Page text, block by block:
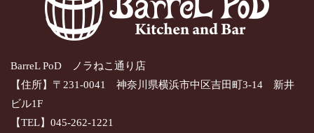
BarreL PoD ノラねこ通り店
【住所】〒231-0041 神奈川県横浜市中区吉田町3-14 新井
ビル1F
【TEL】045-262-1221